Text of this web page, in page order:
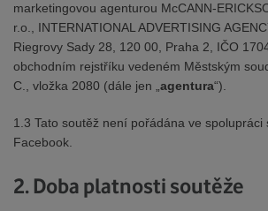
marketingovou agenturou McCANN-
r.o., INTERNATIONAL ADVERTISING
Riegrovy Sady 28, 120 00, Praha 2, IČO
obchodním rejstříku vedeném Městským
C., vložka 2080 (dále jen „ agentura“).
1.3 Tato soutěž není pořádána ve spolupráci
Facebook.
2. Doba platnosti soutěže